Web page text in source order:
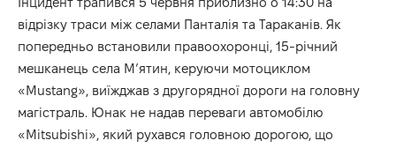
відрізку траси між селами Панталія та Тараканів. Як
попередньо встановили правоохоронці, 15-річний
мешканець села М’ятин, керуючи мотоциклом
«Mustang», виїжджав з другорядної дороги на головну
магістраль. Юнак не надав переваги автомобілю
«Mitsubishi», який рухався головною дорогою, що